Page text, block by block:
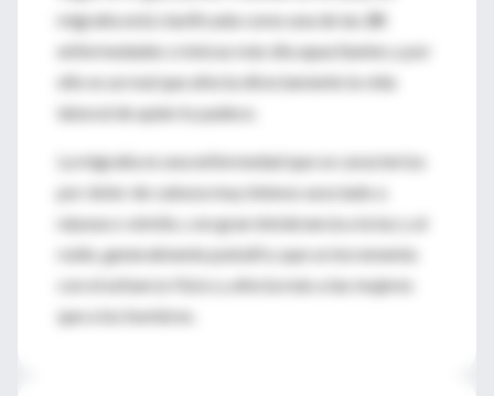
migraña está clasificada como una de las 20
enfermedades crónicas más discapacitantes y por
ello es un mal que afecta directamente la vida
laboral de quien lo padece.
La migraña es una enfermedad que se caracteriza
por dolor de cabeza muy intenso asociado a
náusea o vómito, con gran intolerancia a la luz y al
ruido, generalmente pulsátil y que se incrementa
con el esfuerzo físico y afecta más a las mujeres
que a los hombres.